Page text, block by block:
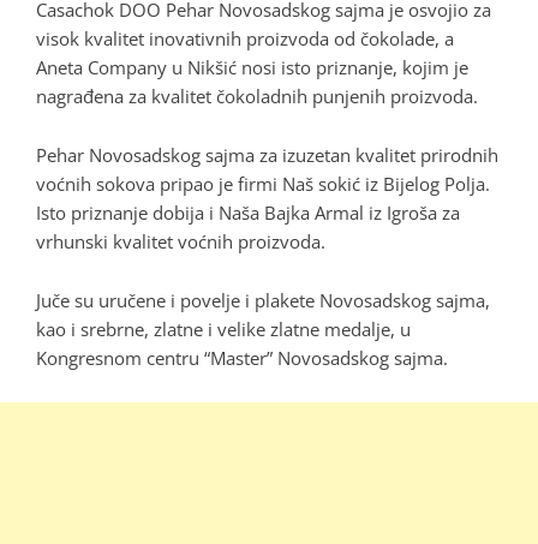
Casachok DOO Pehar Novosadskog sajma je osvojio za
visok kvalitet inovativnih proizvoda od čokolade, a
Aneta Company u Nikšić nosi isto priznanje, kojim je
nagrađena za kvalitet čokoladnih punjenih proizvoda.
Pehar Novosadskog sajma za izuzetan kvalitet prirodnih
voćnih sokova pripao je firmi Naš sokić iz Bijelog Polja.
Isto priznanje dobija i Naša Bajka Armal iz Igroša za
vrhunski kvalitet voćnih proizvoda.
Juče su uručene i povelje i plakete Novosadskog sajma,
kao i srebrne, zlatne i velike zlatne medalje, u
Kongresnom centru “Master” Novosadskog sajma.